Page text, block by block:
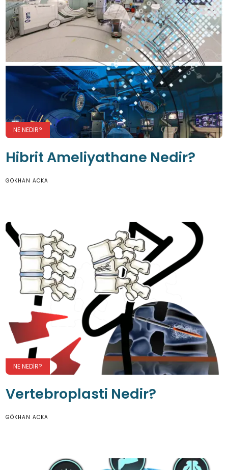
NE NEDIR?
Hibrit Ameliyathane Nedir?
GÖKHAN ACKA
NE NEDIR?
Vertebroplasti Nedir?
GÖKHAN ACKA